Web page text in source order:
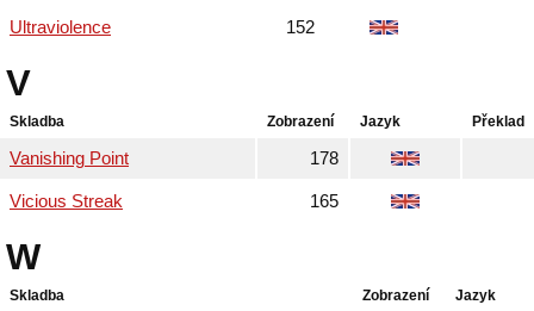
Ultraviolence 152
V
Skladba Zobrazení Jazyk Překlad
Vanishing Point 178
Vicious Streak 165
W
Skladba Zobrazení Jazyk